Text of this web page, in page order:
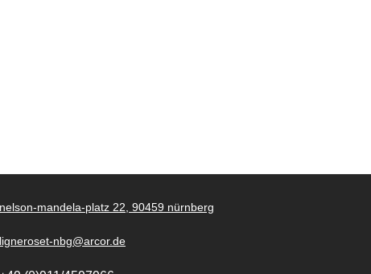
nelson-mandela-platz 22, 90459 nürnberg
ligneroset-nbg@arcor.de